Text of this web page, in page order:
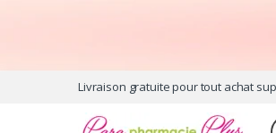
Livraison gratuite pour tout achat